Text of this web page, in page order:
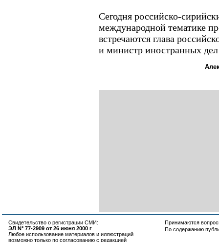
Сегодня российско-
международной тематике
встречаются глава
и министр иностранных
Свидетельство о регистрации СМИ:
ЭЛ N° 77-2909 от 26 июня 2000 г
Любое использование материалов и иллюстраций
возможно только по согласованию с редакцией
Принимаются
По содержанию